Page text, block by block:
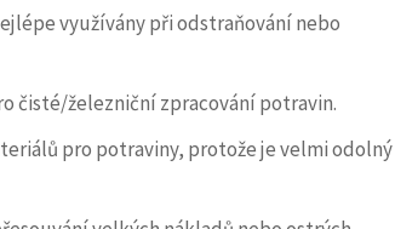
využívány při odstraňování nebo
čisté/železniční zpracování potravin.
pro potraviny, protože je velmi odolný